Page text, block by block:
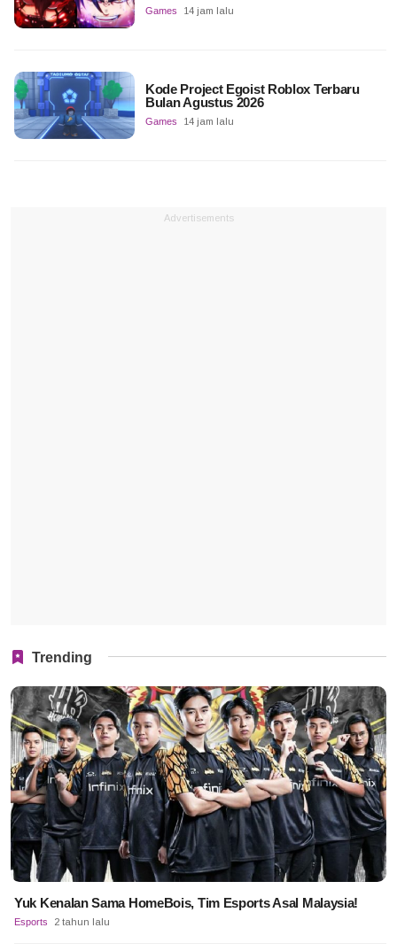
Games 14 jam lalu
Kode Project Egoist Roblox Terbaru
Bulan Agustus 2026
Games 14 jam lalu
Advertisements
Trending
Yuk Kenalan Sama HomeBois, Tim Esports Asal Malaysia!
Esports 2 tahun lalu